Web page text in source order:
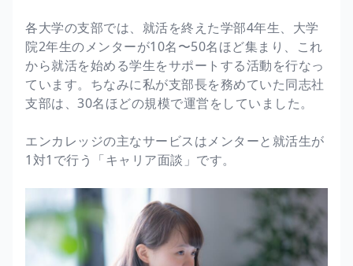
各大学の支部では、就活を終えた学部4年生、大学
院2年生のメンターが10名〜50名ほど集まり、これ
から就活を始める学生をサポートする活動を行なっ
ています。ちなみに私が支部長を務めていた同志社
支部は、30名ほどの規模で運営をしていました。
エンカレッジの主なサービスはメンターと就活生が
1対1で行う「キャリア面談」です。